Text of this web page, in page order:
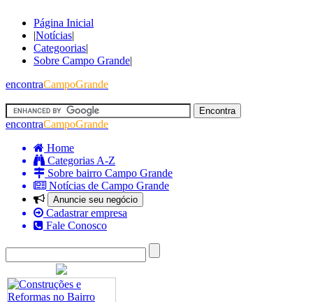
Página Inicial
|Notícias|
Categoorias|
Sobre Campo Grande|
encontraCampoGrande
encontraCampoGrande
Home
Categorias A-Z
Sobre bairro Campo Grande
Notícias de Campo Grande
Anuncie seu negócio
Cadastrar empresa
Fale Conosco